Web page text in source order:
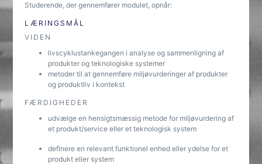
Studerende, der gennemfører modulet, opnår:
LÆRINGSMÅL
VIDEN
livscyklustankegangen i analyse og sammenligning af
produkter og teknologiske systemer
metoder til at gennemføre miljøvurderinger af produkter
og produktliv i kontekst
FÆRDIGHEDER
udvælge en hensigtsmæssig metode for miljøvurdering af
et produkt/service eller et teknologisk system
definere en relevant funktionel enhed eller ydelse for et
produkt eller system